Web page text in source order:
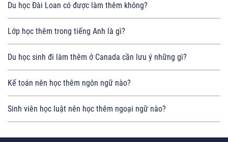
Du học Đài Loan có được làm thêm không?
Lớp học thêm trong tiếng Anh là gì?
Du học sinh đi làm thêm ở Canada cần lưu ý những gì?
Kế toán nên học thêm ngôn ngữ nào?
Sinh viên học luật nên học thêm ngoại ngữ nào?